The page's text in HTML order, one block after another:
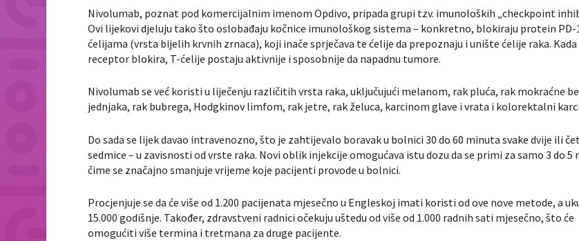
Nivolumab, poznat pod komercijalnim imenom Opdivo, pripada grupi tzv. imunoloških „checkpoint
Ovi lijekovi djeluju tako što oslobađaju kočnice imunološkog sistema – konkretno, blokiraju protein PD-
ćelijama (vrsta bijelih krvnih zrnaca), koji inače sprječava te ćelije da prepoznaju i unište ćelije raka. Kada
receptor blokira, T-ćelije postaju aktivnije i sposobnije da napadnu tumore.
Nivolumab se već koristi u liječenju različitih vrsta raka, uključujući melanom, rak pluća, rak mokraćne
jednjaka, rak bubrega, Hodgkinov limfom, rak jetre, rak želuca, karcinom glave i vrata i kolorektalni
Do sada se lijek davao intravenozno, što je zahtijevalo boravak u bolnici 30 do 60 minuta svake dvije ili
sedmice – u zavisnosti od vrste raka. Novi oblik injekcije omogućava istu dozu da se primi za samo 3 do 5
čime se značajno smanjuje vrijeme koje pacijenti provode u bolnici.
Procjenjuje se da će više od 1.200 pacijenata mjesečno u Engleskoj imati koristi od ove nove metode, a
15.000 godišnje. Također, zdravstveni radnici očekuju uštedu od više od 1.000 radnih sati mjesečno, što će
omogućiti više termina i tretmana za druge pacijente.